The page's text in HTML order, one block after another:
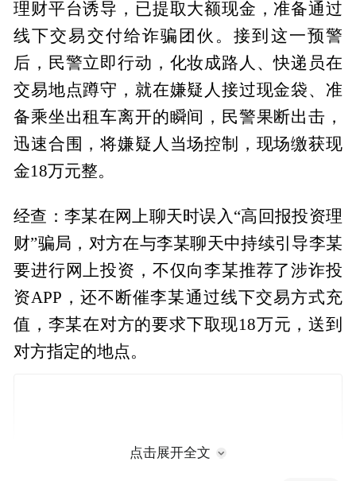
理财平台诱导，已提取大额现金，准备通过
线下交易交付给诈骗团伙。接到这一预警
后，民警立即行动，化妆成路人、快递员在
交易地点蹲守，就在嫌疑人接过现金袋、准
备乘坐出租车离开的瞬间，民警果断出击，
迅速合围，将嫌疑人当场控制，现场缴获现
金18万元整。
经查：李某在网上聊天时误入“高回报投资理
财”骗局，对方在与李某聊天中持续引导李某
要进行网上投资，不仅向李某推荐了涉诈投
资APP，还不断催李某通过线下交易方式充
值，李某在对方的要求下取现18万元，送到
对方指定的地点。
点击展开全文